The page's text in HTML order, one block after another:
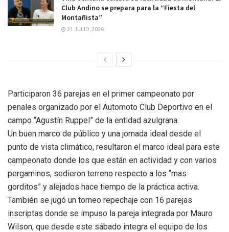
Club Andino se prepara para la “Fiesta del
Montañista”
31 JULIO, 2026
Participaron 36 parejas en el primer campeonato por
penales organizado por el Automoto Club Deportivo en el
campo “Agustín Ruppel” de la entidad azulgrana.
Un buen marco de público y una jornada ideal desde el
punto de vista climático, resultaron el marco ideal para este
campeonato donde los que están en actividad y con varios
pergaminos, sedieron terreno respecto a los “mas
gorditos” y alejados hace tiempo de la práctica activa.
También se jugó un torneo repechaje con 16 parejas
inscriptas donde se impuso la pareja integrada por Mauro
Wilson, que desde este sábado integra el equipo de los